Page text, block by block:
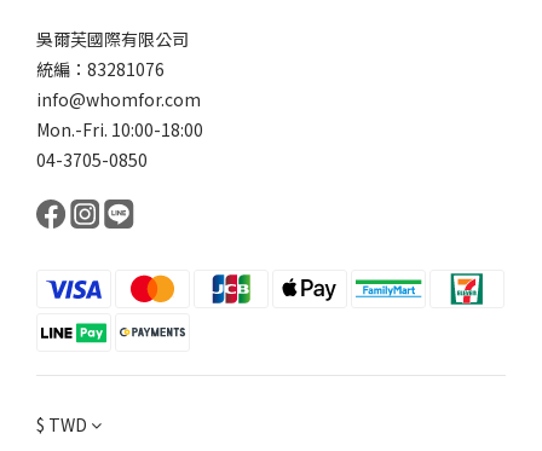
吳爾芙國際有限公司
統編：83281076
info@whomfor.com
Mon.-Fri. 10:00-18:00
04-3705-0850
$ TWD